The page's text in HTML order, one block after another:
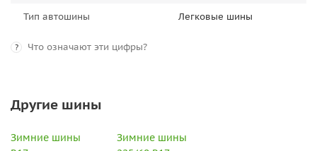
Тип автошины Легковые шины
? Что означают эти цифры?
Другие шины
Зимние шины
Зимние шины